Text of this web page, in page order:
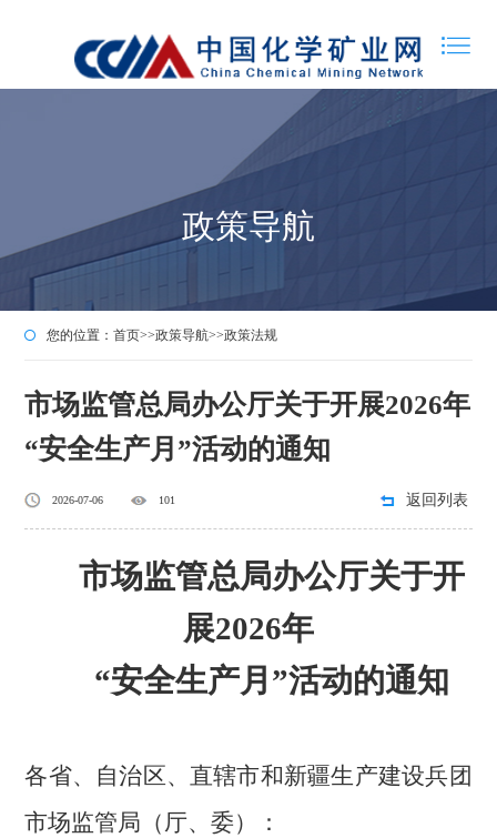
政策导航
您的位置：首页>>政策导航>>政策法规
市场监管总局办公厅关于开展2026年
“安全生产月”活动的通知
2026-07-06 101 返回列表
市场监管总局办公厅关于开
展2026年
“安全生产月”活动的通知
各省、自治区、直辖市和新疆生产建设兵团
市场监管局（厅、委）：